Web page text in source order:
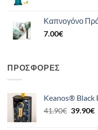
Καπνογόνο
7.00€
ΠΡΟΣΦΟΡΈΣ
Keanos® Black
41.90€ Original
39.90€Η